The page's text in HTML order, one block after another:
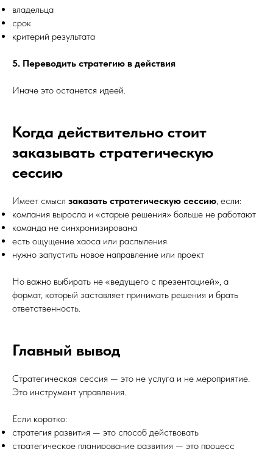
владельца
срок
критерий результата
5. Переводить стратегию в действия
Иначе это останется идеей.
Когда действительно стоит
заказывать стратегическую
сессию
Имеет смысл заказать стратегическую сессию, если:
компания выросла и «старые решения» больше не работают
команда не синхронизирована
есть ощущение хаоса или распыления
нужно запустить новое направление или проект
Но важно выбирать не «ведущего с презентацией», а
формат, который заставляет принимать решения и брать
ответственность.
Главный вывод
Стратегическая сессия — это не услуга и не мероприятие.
Это инструмент управления.
Если коротко:
стратегия развития — это способ действовать
стратегическое планирование развития — это процесс